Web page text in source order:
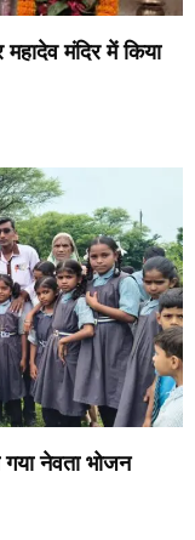
मंदिर में किया
नेवता भोजन